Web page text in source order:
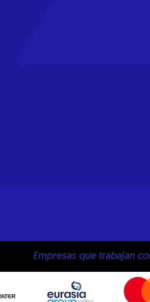
Empresas que trabajan